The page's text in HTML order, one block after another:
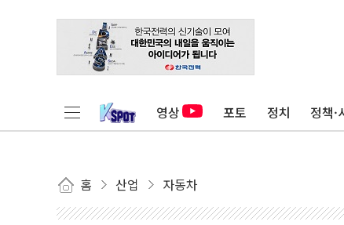
영상 포토 정치 정책·
홈 산업 자동차